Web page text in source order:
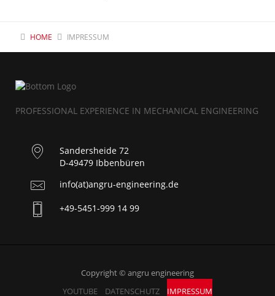
HOME IMPRESSUM
PROFESSIONAL EXPERIENCE IN MECHANICAL ENGINEERING
Sandersheide 72
D-49479 Ibbenbüren
info(at)angru-engineering.de
+49-5451-999 14 99
Copyright © angru engineering
YOUTUBE
DATENSCHUTZ IMPRESSUM